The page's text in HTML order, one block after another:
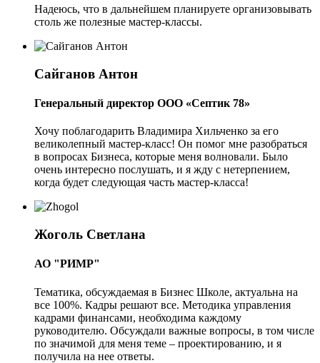
Надеюсь, что в дальнейшем планируете организовывать
столь же полезные мастер-классы.
Сайганов Антон
Генеральный директор ООО «Септик 78»
Хочу поблагодарить Владимира Хильченко за его
великолепный мастер-класс! Он помог мне разобраться
в вопросах Бизнеса, которые меня волновали. Было
очень интересно послушать, и я жду с нетерпением,
когда будет следующая часть мастер-класса!
Жоголь Светлана
АО "РИМР"
Тематика, обсуждаемая в Бизнес Школе, актуальна на
все 100%. Кадры решают все. Методика управления
кадрами финансами, необходима каждому
руководителю. Обсуждали важные вопросы, в том числе
по значимой для меня теме – проектированию, и я
получила на нее ответы.